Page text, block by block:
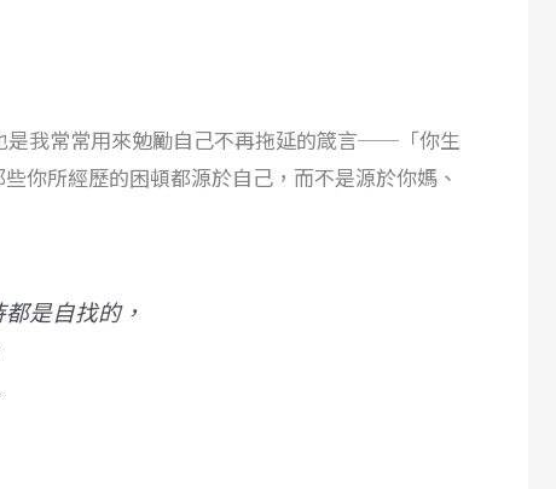
我常常用來勉勵自己不再拖延的箴言──「你生
你所經歷的困頓都源於自己，而不是源於你媽、
是自找的，